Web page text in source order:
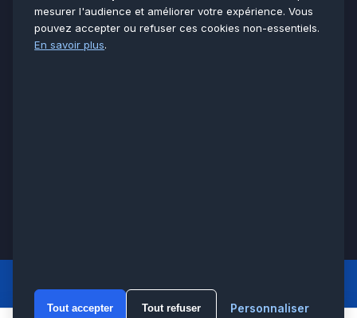
Seine-et-Marne
Voir toutes les villes →
LCM
mesurer l'audience et améliorer votre expérience. Vous
pouvez accepter ou refuser ces cookies non-essentiels.
En savoir plus.
Tout accepter Tout refuser Personnaliser